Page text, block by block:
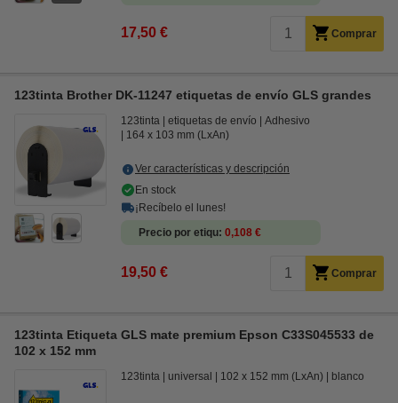
17,50 € Comprar
123tinta Brother DK-11247 etiquetas de envío GLS grandes
123tinta etiquetas de envío
Adhesivo
164 x 103 mm (LxAn)
Ver características y descripción
En stock
¡Recíbelo el lunes!
Precio por etiqu 0,108 €
19,50 € Comprar
123tinta Etiqueta GLS mate premium Epson C33S045533 de
102 x 152 mm
123tinta universal 102 x 152 mm (LxAn) blanco